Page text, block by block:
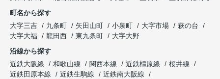
町名から探す
大字三吉
九条町 矢田山町 小泉町 大字市場
萩の台
大字大福
龍田西 東九条町
大字大野
沿線から探す
近鉄大阪線
和歌山線 関西本線 近鉄橿原線
桜井線
近鉄田原本線
近鉄生駒線
近鉄南大阪線